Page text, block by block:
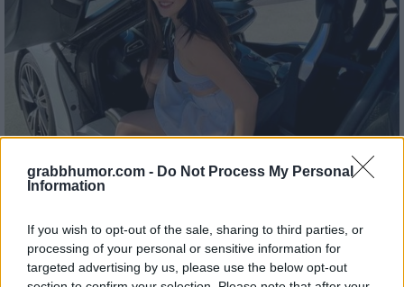
grabbhumor.com - Do Not Process My Personal
Information
If you wish to opt-out of the sale, sharing to third parties, or
processing of your personal or sensitive information for
targeted advertising by us, please use the below opt-out